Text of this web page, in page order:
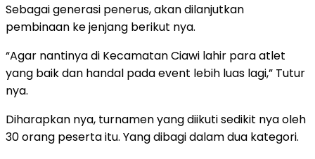
Sebagai generasi penerus, akan dilanjutkan
pembinaan ke jenjang berikut nya.
“Agar nantinya di Kecamatan Ciawi lahir para atlet
yang baik dan handal pada event lebih luas lagi,” Tutur
nya.
Diharapkan nya, turnamen yang diikuti sedikit nya oleh
30 orang peserta itu. Yang dibagi dalam dua kategori.